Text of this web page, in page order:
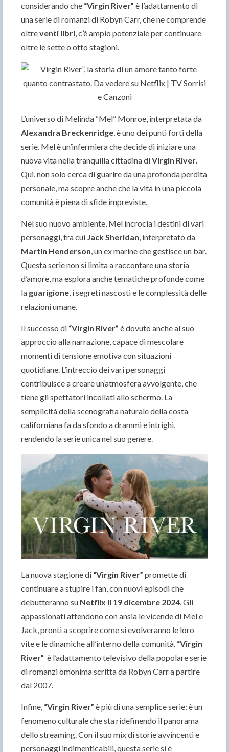
considerando che “Virgin River” è l’adattamento di
una serie di romanzi di Robyn Carr, che ne comprende
oltreventi libri, c’è ampio potenziale per continuare
oltre le sette o otto stagioni.
L’universo di Melinda “Mel” Monroe, interpretata da
Alexandra Breckenridge, è uno dei punti forti della
serie. Mel è un’infermiera che decide di iniziare una
nuova vita nella tranquilla cittadina diVirgin River.
Qui, non solo cerca di guarire da una profonda perdita
personale, ma scopre anche che la vita in una piccola
comunità è piena di sfide impreviste.
Nel suo nuovo ambiente, Mel incrocia i destini di vari
personaggi, tra cui Jack Sheridan, interpretato da
Martin Henderson, un ex marine che gestisce un bar.
Questa serie non si limita a raccontare una storia
d’amore, ma esplora anche tematiche profonde come
la guarigione, i segreti nascosti e le complessità delle
relazioni umane.
Il successo di “Virgin River” è dovuto anche al suo
approccio alla narrazione, capace di mescolare
momenti di tensione emotiva con situazioni
quotidiane. L’intreccio dei vari personaggi
contribuisce a creare un’atmosfera avvolgente, che
tiene gli spettatori incollati allo schermo. La
semplicità della scenografia naturale della costa
californiana fa da sfondo a drammi e intrighi,
rendendo la serie unica nel suo genere.
La nuova stagione di “Virgin River” promette di
continuare a stupire i fan, con nuovi episodi che
debutteranno su Netflix il 19 dicembre 2024. Gli
appassionati attendono con ansia le vicende di Mel e
Jack, pronti a scoprire come si evolveranno le loro
vite e le dinamiche all’interno della comunità. “Virgin
River” è l’adattamento televisivo della popolare serie
di romanzi omonima scritta da Robyn Carr a partire
dal 2007.
Infine, “Virgin River” è più di una semplice serie: è un
fenomeno culturale che sta ridefinendo il panorama
dello streaming. Con il suo mix di storie avvincenti e
personaggi indimenticabili, questa serie si è